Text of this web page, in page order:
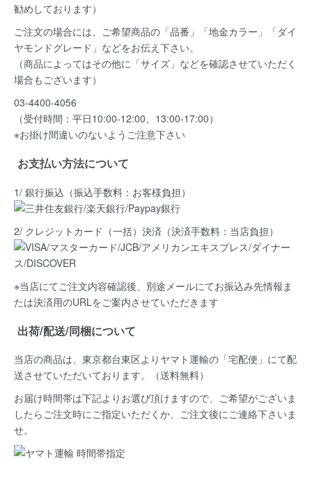
勧めしております）
ご注文の場合には、ご希望商品の 「品番」「地金カラー」「ダイ
ヤモンドグレード」などをお伝え下さい。
（商品によってはその他に「サイズ」などを確認させていただく
場合もございます）
03-4400-4056
（受付時間：平日10:00-12:00、13:00-17:00）
※お掛け間違いのないようご注意下さい
お支払い方法について
1/ 銀行振込（振込手数料：お客様負担）
2/ クレジットカード（一括）決済 （決済手数料：当店負担）
※当店にてご注文内容確認後、別途メールにてお振込み先情報ま
たは決済用のURLをご案内させていただきます
出荷/配送/同梱について
当店の商品は、 東京都台東区よりヤマト運輸の「宅配便」にて配
送させていただいております。（送料無料）
お届け時間帯は下記よりお選び頂けますので、ご希望がございま
したらご注文時にご指定いただくか、ご注文後にご連絡下さいま
せ。